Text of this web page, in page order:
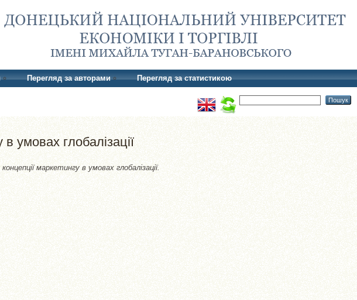
Перегляд за авторами Перегляд за статистикою
умовах глобалізації
маркетингу в умовах глобалізації.